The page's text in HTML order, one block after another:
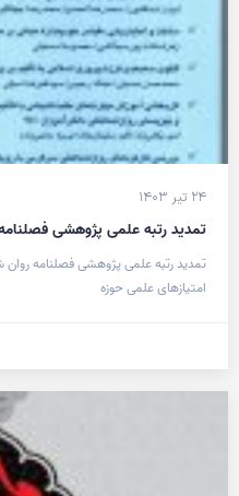
۲۴ تیر ۱۴۰۳
تمدید رتبه علمی پژوهشی
تمدید رتبه علمی پژوهشی فصلنامه
امتیازهای علمی حوزه